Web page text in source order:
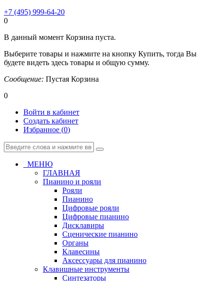
+7 (495) 999-64-20
0
В данный момент Корзина пуста.
Выберите товары и нажмите на кнопку Купить, тогда Вы
будете видеть здесь товары и общую сумму.
Сообщение: Пустая Корзина
0
Войти в кабинет
Создать кабинет
Избранное (0)
МЕНЮ
ГЛАВНАЯ
Пианино и рояли
Рояли
Пианино
Цифровые рояли
Цифровые пианино
Дисклавиры
Сценические пианино
Органы
Клавесины
Аксессуары для пианино
Клавишные инструменты
Синтезаторы